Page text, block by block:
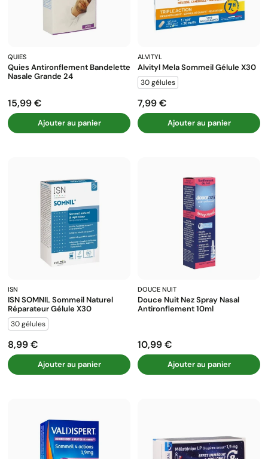
QUIES
Quies Antironflement Bandelette
Nasale Grande 24
Prix
15,99 €
Ajouter au panier
ALVITYL
Alvityl Mela Sommeil Gélule X30
30 gélules
Prix
7,99 €
Ajouter au panier
ISN
ISN SOMNIL Sommeil Naturel
Réparateur Gélule X30
30 gélules
Prix
8,99 €
Ajouter au panier
DOUCE NUIT
Douce Nuit Nez Spray Nasal
Antironflement 10ml
Prix
10,99 €
Ajouter au panier